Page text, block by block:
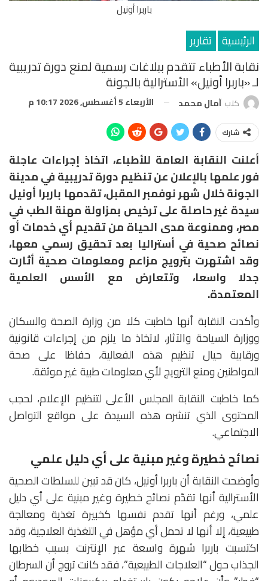
باربرا أونيل
الرئيسية تقارير
نقابة الأطباء تتقدم ببلاغات رسمية لمنع دورة تدريبية
لـ «باربرا أونيل» الأسترالية بالجونة
كتب آمال محمد الأربعاء 5 أغسطس, 2026 10:17 م
شارك
أعلنت النقابة العامة للأطباء، اتخاذ إجراءات عاجلة
فور علمها بالإعلان عن تنظيم دورة تدريبية في مدينة
الجونة خلال شهر نوفمبر المقبل، تقدمها باربرا أونيل
سيدة غير حاصلة على ترخيص بمزاولة مهنة الطب في
مصر، وممنوعة مدى الحياة من تقديم أي خدمات أو
نصائح صحية في أستراليا بعد تحقيق رسمي معها،
وقد اشتهرت بترويج مزاعم ومعلومات صحية أثارت
جدلا واسعا، وتتعارض مع الأسس العلمية
المعتمدة.
وأكدت النقابة أنها خاطبت كلا من وزارة الصحة والسكان
ووزارة السياحة والآثار، لاتخاذ ما يلزم من إجراءات قانونية
ورقابية حيال تنظيم هذه الفعالية، حفاظا على صحة
المواطنين ومنع الترويج لأي معلومات طبية غير موثقة.
كما خاطبت النقابة المجلس الأعلى لتنظيم الإعلام، لحجب
المحتوى الذي تنشره هذه السيدة على مواقع التواصل
الاجتماعي.
نصائح خطيرة وغير مبنية على أي دليل علمي
وأوضحت النقابة أن باربرا أونيل، كان قد تبين للسلطات الصحية
الأسترالية أنها تقدّم نصائح خطيرة وغير مبنية على أي دليل
علمي، ورغم أنها تقدم نفسها كخبيرة تغذية ومعالجة
طبيعية، إلا أنها لا تحمل أي مؤهل في التغذية العلاجية، وقد
اكتسبت باربرا شهرة واسعة عبر الإنترنت بسبب خطابها
الجذاب حول “العلاجات الطبيعية”، فقد كانت تروج أن السرطان